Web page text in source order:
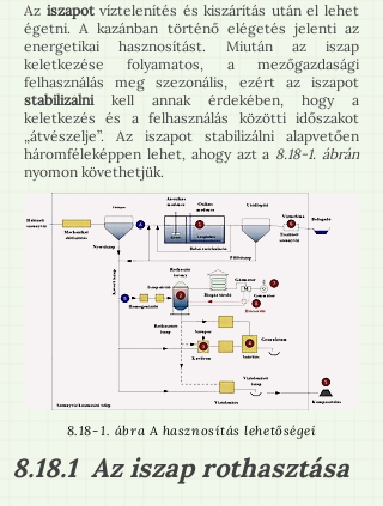
Az iszapotvíztelenítés és kiszárítás után el lehet
égetni. A kazánban történő elégetés jelenti az
energetikai hasznosítást. Miután az iszap
keletkezése folyamatos, a mezőgazdasági
felhasználás meg szezonális, ezért az iszapot
stabilizálnikell annak érdekében, hogy a
keletkezés és a felhasználás közötti időszakot
„átvészelje”. Az iszapot stabilizálni alapvetően
háromféleképpen lehet, ahogy azt a 8.18-1. ábrán
nyomon követhetjük.
8.18‑1. ábra A hasznosítás lehetőségei
8.18.1 Az iszap rothasztása